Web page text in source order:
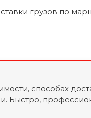
грузов по
способах
Быстро,